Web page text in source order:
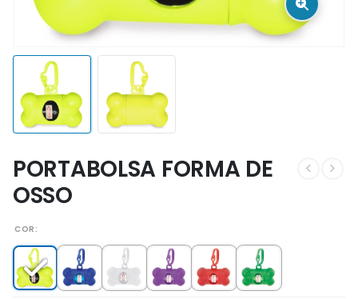
PORTABOLSA FORMA DE
OSSO
COR